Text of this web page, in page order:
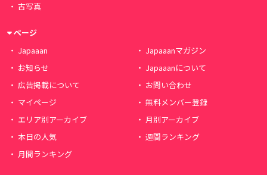
古写真
ページ
Japaaan
Japaaanマガジン
お知らせ
Japaaanについて
広告掲載について
お問い合わせ
マイページ
無料メンバー登録
エリア別アーカイブ
月別アーカイブ
本日の人気
週間ランキング
月間ランキング